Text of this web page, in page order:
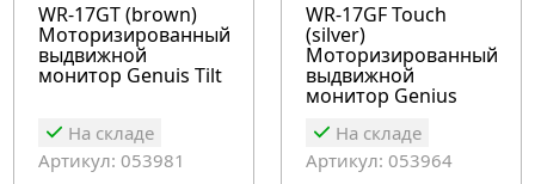
WR-17GT (brown)
Моторизированный
выдвижной
монитор Genuis Tilt
На складе
Артикул: 053981
WR-17GF Touch
(silver)
Моторизированный
выдвижной
монитор Genius
На складе
Артикул: 053964